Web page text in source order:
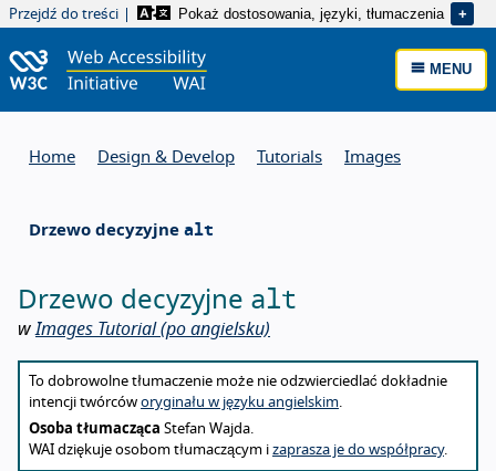
Przejdź do treści Pokaż dostosowania, języki, tłumaczenia
MENU
Home Design & Develop Tutorials Images
Drzewo decyzyjne alt
Drzewo decyzyjne alt
w Images Tutorial(po angielsku)
About this translation
To dobrowolne tłumaczenie może nie odzwierciedlać dokładnie
intencji twórców oryginału w języku angielskim.
Osoba tłumacząca Stefan Wajda.
WAI dziękuje osobom tłumaczącym i zaprasza je do współpracy.